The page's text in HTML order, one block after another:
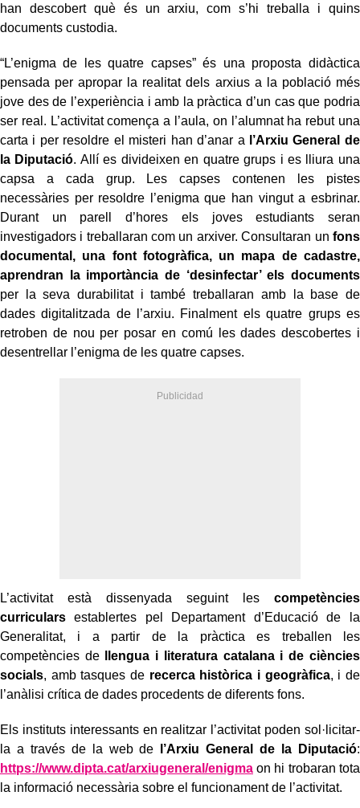
han descobert què és un arxiu, com s’hi treballa i quins
documents custodia.
“L’enigma de les quatre capses” és una proposta didàctica
pensada per apropar la realitat dels arxius a la població més
jove des de l’experiència i amb la pràctica d’un cas que podria
ser real. L’activitat comença a l’aula, on l’alumnat ha rebut una
carta i per resoldre el misteri han d’anar a
l’Arxiu General de
la Diputació. Allí es divideixen en quatre grups i es lliura una
capsa a cada grup. Les capses contenen les pistes
necessàries per resoldre l’enigma que han vingut a esbrinar.
Durant un parell d’hores els joves estudiants seran
investigadors i treballaran com un arxiver. Consultaran un fons
documental, una font fotogràfica, un mapa de cadastre,
aprendran la importància de ‘desinfectar’ els documents
per la seva durabilitat i també treballaran amb la base de
dades digitalitzada de l’arxiu. Finalment els quatre grups es
retroben de nou per posar en comú les dades descobertes i
desentrellar l’enigma de les quatre capses.
L’activitat està dissenyada seguint les competències
curriculars establertes pel Departament d’Educació de la
Generalitat, i a partir de la pràctica es treballen les
competències de
llengua i literatura catalana i de ciències
socials, amb tasques derecerca històrica i geogràfica, i de
l’anàlisi crítica de dades procedents de diferents fons.
Els instituts interessants en realitzar l’activitat poden sol·licitar-
la a través de la web de l’Arxiu General de la Diputació:
https://www.dipta.cat/arxiugeneral/enigma on hi trobaran tota
la informació necessària sobre el funcionament de l’activitat.